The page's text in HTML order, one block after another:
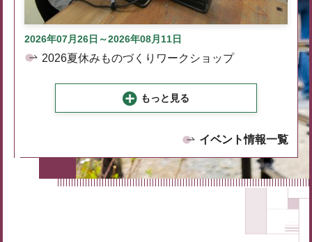
2026年07月26日～2026年08月11日
2026夏休みものづくりワークショップ
もっと見る
イベント情報一覧